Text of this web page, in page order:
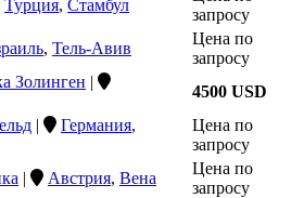
Турция, Стамбул
запросу
, Тель-Авив
Цена по
запросу
Золинген |
4500 USD
| Германия,
Цена по
запросу
| Австрия, Вена
Цена по
запросу